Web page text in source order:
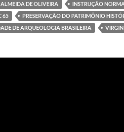
ALMEIDA DE OLIVEIRA INSTRUÇÃO
65 PRESERVAÇÃO DO PATRIMÔNIO
DE ARQUEOLOGIA BRASILEIRA